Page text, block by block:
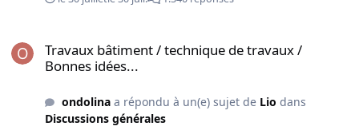
pièce mais bon voilà c’est mon avis de vieux con , je
attendent 😬
Travaux bâtiment / technique de travaux /
Bonnes idées...
ondolinaa répondu à un(e) sujet de Lio dans
Discussions générales